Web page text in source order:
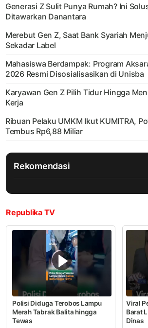
Generasi Z Sulit Punya Rumah? Ini
Ditawarkan Danantara
Merebut Gen Z, Saat Bank Syariah
Sekadar Label
Mahasiswa Berdampak: Program
2026 Resmi Disosialisasikan di Unisba
Karyawan Gen Z Pilih Tidur Hingga
Kerja
Ribuan Pelaku UMKM Ikut KUMITRA,
Tembus Rp6,88 Miliar
Rekomendasi
Republika TV
Polisi Diduga Terobos Lampu
Merah Tabrak Balita hingga
Tewas
Viral
Barat
Dinas